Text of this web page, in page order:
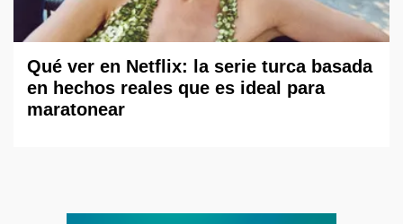
Qué ver en Netflix: la serie turca basada
en hechos reales que es ideal para
maratonear